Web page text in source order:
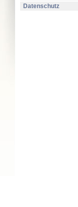
Datenschutz